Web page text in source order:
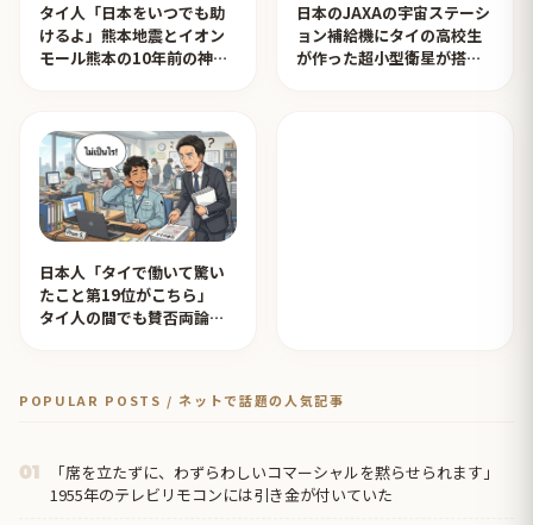
タイ人「日本をいつでも助
けるよ」熊本地震とイオン
モール熊本の10年前の神対
日本のJAXAの宇宙ステーシ
ョン補給機にタイの高校生
が作った超小型衛星が搭載
日本人「タイで働いて驚い
たこと第19位がこちら」
タイ人の間でも賛否両論
POPULAR POSTS / ネットで話題の人気記事
01
「席を立たずに、わずらわしいコマーシャルを黙らせられます」
1955年のテレビリモコンには引き金が付いていた